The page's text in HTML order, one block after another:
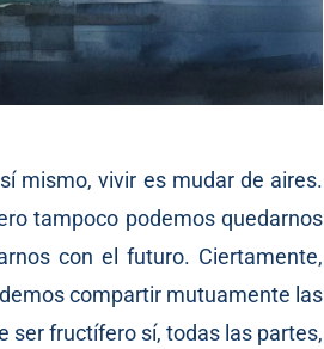
mismo, vivir es mudar de aires.
tampoco podemos quedarnos
con el futuro. Ciertamente,
compartir mutuamente las
ser fructífero sí, todas las partes,